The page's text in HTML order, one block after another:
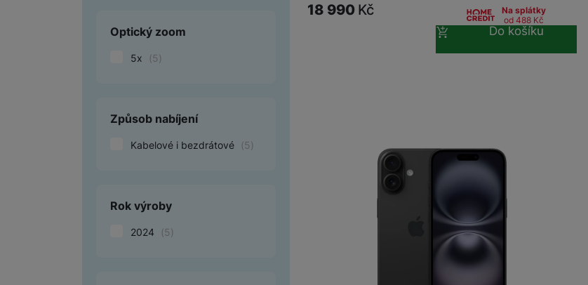
Optický zoom
5x (5)
Způsob nabíjení
Kabelové i bezdrátové (5)
Rok výroby
2024 (5)
18 990 Kč
Na splátky
od 488 Kč
Do košíku